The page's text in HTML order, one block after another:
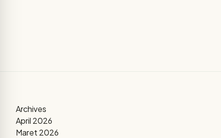
Archives
April 2026
Maret 2026